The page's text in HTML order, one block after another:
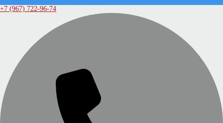
+7 (967) 722-96-74